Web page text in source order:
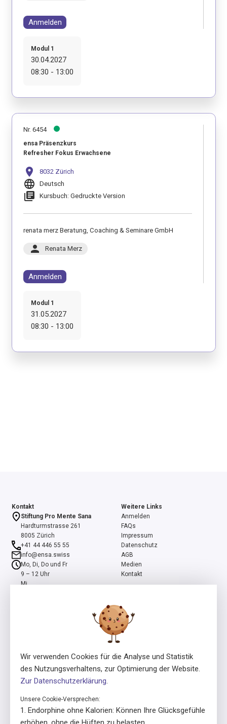
Anmelden
Modul 1
30.04.2027
08:30 - 13:00
Nr. 6454
ensa Präsenzkurs
Refresher Fokus Erwachsene
location_on 8032 Zürich
language Deutsch
library_books Kursbuch: Gedruckte Version
renata merz Beratung, Coaching & Seminare GmbH
person Renata Merz
Anmelden
Modul 1
31.05.2027
08:30 - 13:00
Kontakt
Stiftung Pro Mente Sana
Hardturmstrasse 261
8005 Zürich
+41 44 446 55 55
info@ensa.swiss
Mo, Di, Do und Fr
9 – 12 Uhr
Mi
Weitere Links
Anmelden
FAQs
Impressum
Datenschutz
AGB
Medien
Kontakt
ensa ist ein Programm der Stiftung Pro Mente Sana, mitinitiiert und
unterstützt durch die Beisheim Stiftung.
In Zusammenarbeit mit
Wir verwenden Cookies für die Analyse und Statistik
des Nutzungsverhaltens, zur Optimierung der Website.
Zur Datenschutzerklärung
Unsere Cookie-Versprechen:
Endorphine ohne Kalorien: Können Ihre Glücksgefühle